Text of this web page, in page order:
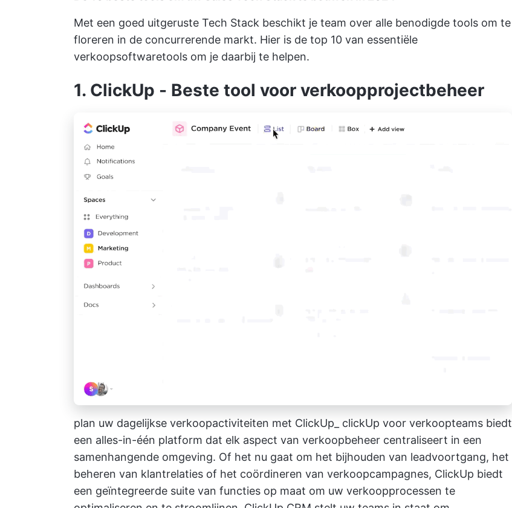
Met een goed uitgeruste Tech Stack beschikt je team over alle benodigde tools om te
floreren in de concurrerende markt. Hier is de top 10 van essentiële
verkoopsoftwaretools om je daarbij te helpen.
1. ClickUp - Beste tool voor verkoopprojectbeheer
plan uw dagelijkse verkoopactiviteiten met ClickUp_ clickUp voor verkoopteams biedt
een alles-in-één platform dat elk aspect van verkoopbeheer centraliseert in een
samenhangende omgeving. Of het nu gaat om het bijhouden van leadvoortgang, het
beheren van klantrelaties of het coördineren van verkoopcampagnes, ClickUp biedt
een geïntegreerde suite van functies op maat om uw verkoopprocessen te